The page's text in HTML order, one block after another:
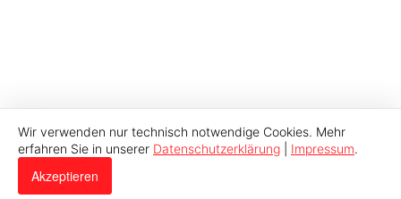
© 2026 Indutech |Impressum|Datenschutz
Wir verwenden nur technisch notwendige Cookies. Mehr
erfahren Sie in unserer Datenschutzerklärung Impressum.
Akzeptieren